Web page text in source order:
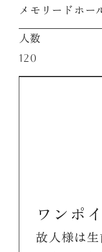
お問合わせ
メモリードホー
人数
120
ワンポ
故人様は